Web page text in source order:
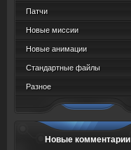
Патчи
Новые миссии
Новые анимации
Стандартные файлы
Разное
Новые комментарии